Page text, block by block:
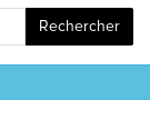
Rechercher